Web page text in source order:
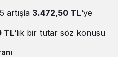
artışla 3.472,50 TL‘ye
TL‘lik bir tutar söz konusu